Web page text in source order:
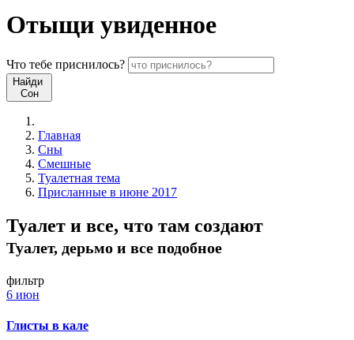
Отыщи увиденное
Что тебе приснилось?
Найди
Сон
Главная
Сны
Смешные
Туалетная тема
Присланные в июне 2017
Туалет и все, что там создают
Туалет, дерьмо и все подобное
фильтр
6 июн
Глисты в кале